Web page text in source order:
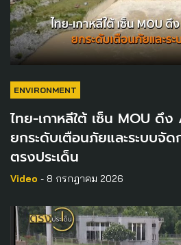
ENVIRONMENT
ไทย-เกาหลีใต้ เซ็น MOU ดึ
ยกระดับเตือนภัยและระบบจั
ตรงประเด็น
Video - 8 กรกฎาคม 2026